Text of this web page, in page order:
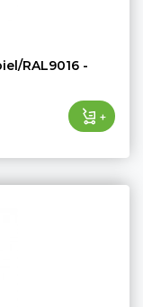
RAL9016 -
+